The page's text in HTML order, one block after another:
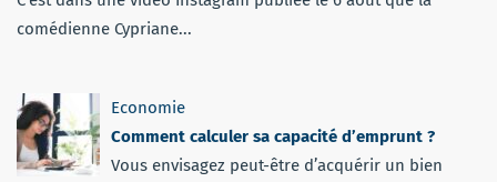
comédienne Cypriane...
Economie
Comment calculer sa capacité d’emprunt ?
Vous envisagez peut-être d’acquérir un bien